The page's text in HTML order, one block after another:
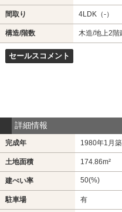
間取り 4LDK（-）
構造/階数 木造/地上2階
セールスコメント
詳細情報
完成年 1980年1月築
土地面積 174.86m²
建ぺい率 50(%)
駐車場 有